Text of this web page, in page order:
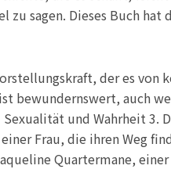
sagen. Dieses Buch hat
der es von
bewundernswert, auch
und Wahrheit 3.
Frau, die ihren Weg
Quartermane,